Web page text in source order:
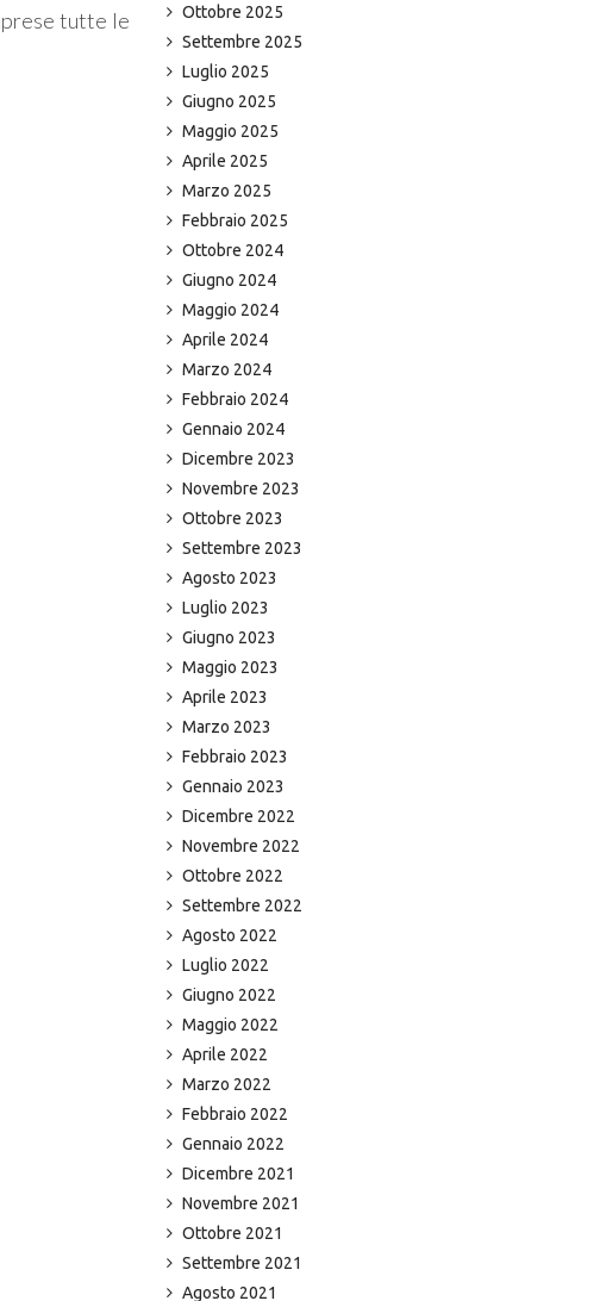
tutte le
Ottobre 2025
Settembre 2025
Luglio 2025
Giugno 2025
Maggio 2025
Aprile 2025
Marzo 2025
Febbraio 2025
Ottobre 2024
Giugno 2024
Maggio 2024
Aprile 2024
Marzo 2024
Febbraio 2024
Gennaio 2024
Dicembre 2023
Novembre 2023
Ottobre 2023
Settembre 2023
Agosto 2023
Luglio 2023
Giugno 2023
Maggio 2023
Aprile 2023
Marzo 2023
Febbraio 2023
Gennaio 2023
Dicembre 2022
Novembre 2022
Ottobre 2022
Settembre 2022
Agosto 2022
Luglio 2022
Giugno 2022
Maggio 2022
Aprile 2022
Marzo 2022
Febbraio 2022
Gennaio 2022
Dicembre 2021
Novembre 2021
Ottobre 2021
Settembre 2021
Agosto 2021